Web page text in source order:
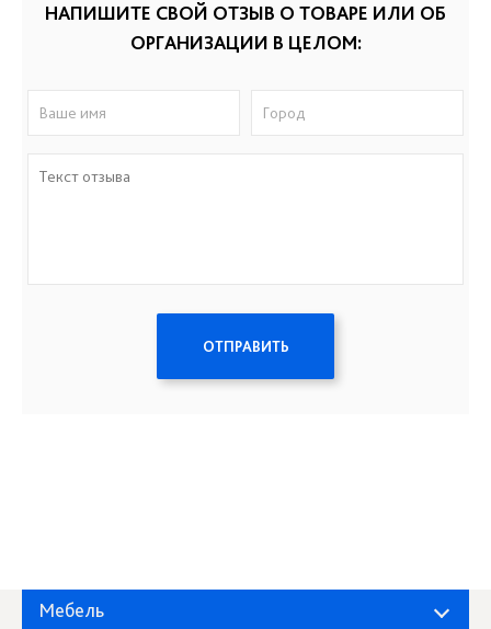
НАПИШИТЕ СВОЙ ОТЗЫВ О ТОВАРЕ ИЛИ ОБ
ОРГАНИЗАЦИИ В ЦЕЛОМ:
ОТПРАВИТЬ
Мебель